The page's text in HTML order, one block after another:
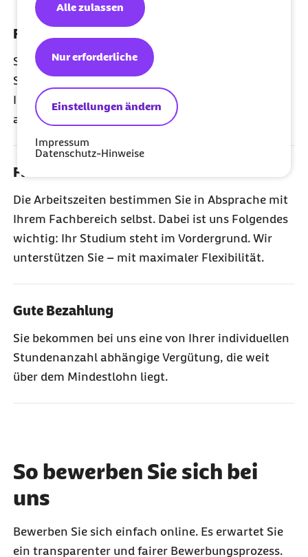
Einstellungen ändern
Nur erforderliche
Alle zulassen
Impressum
Datenschutz-Hinweise
Fordernde Projektarbeit
Sie bekommen die Chance, Projekte bis zu 20
Stunden pro Woche zu begleiten, Ihre eigenen
Ideen einzubringen und Ihr Fachwissen täglich
anzuwenden und zu erweitern.
Flexible Arbeitszeiten
Die Arbeitszeiten bestimmen Sie in Absprache mit
Ihrem Fachbereich selbst. Dabei ist uns Folgendes
wichtig: Ihr Studium steht im Vordergrund. Wir
unterstützen Sie – mit maximaler Flexibilität.
Gute Bezahlung
Sie bekommen bei uns eine von Ihrer individuellen
Stundenanzahl abhängige Vergütung, die weit
über dem Mindestlohn liegt.
So bewerben Sie sich bei
uns
Bewerben Sie sich einfach online. Es erwartet Sie
ein transparenter und fairer Bewerbungsprozess.